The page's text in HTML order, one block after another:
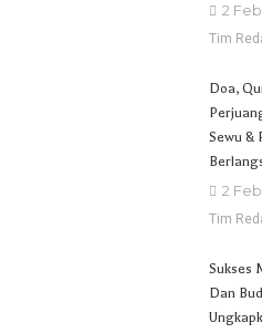
2
Tim
Doa,
Sewu &
2
Tim
Sukses
Dan